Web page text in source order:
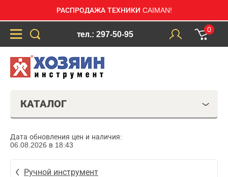
РАСПРОДАЖА ТЕХНИКИ CAIMAN!
тел.: 297-50-95
0
КАТАЛОГ
Дата обновления цен и наличия:
06.08.2026 в 18:43
Ручной инструмент